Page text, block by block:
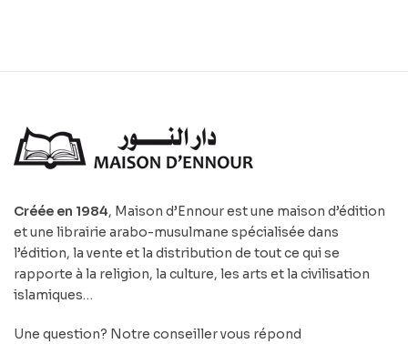
Créée en 1984, Maison d’Ennour est une maison d’édition
et une librairie arabo-musulmane spécialisée dans
l’édition, la vente et la distribution de tout ce qui se
rapporte à la religion, la culture, les arts et la civilisation
islamiques…
Une question? Notre conseiller vous répond